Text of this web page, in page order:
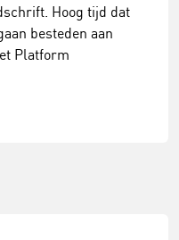
Hoog tijd dat
besteden aan
Platform